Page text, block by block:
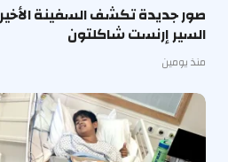
صور جديدة تكشف السفينة
السير إرنست شاكلتون
منذ يومين